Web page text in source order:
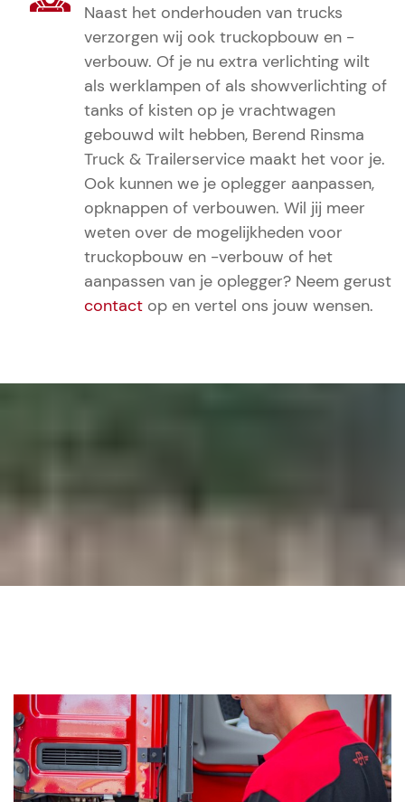
Naast het onderhouden van trucks
verzorgen wij ook truckopbouw en -
verbouw. Of je nu extra verlichting wilt
als werklampen of als showverlichting of
tanks of kisten op je vrachtwagen
gebouwd wilt hebben, Berend Rinsma
Truck & Trailerservice maakt het voor je.
Ook kunnen we je oplegger aanpassen,
opknappen of verbouwen. Wil jij meer
weten over de mogelijkheden voor
truckopbouw en -verbouw of het
aanpassen van je oplegger? Neem gerust
contact op en vertel ons jouw wensen.